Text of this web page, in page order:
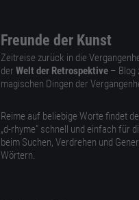
Freunde der Kunst
Zeitreise zurück in die
der Welt der Retrospektive – Blog
magischen Dingen der
Reime auf beliebige Worte findet
„d-rhyme” schnell und einfach für
beim Suchen, Verdrehen und
Wörtern.